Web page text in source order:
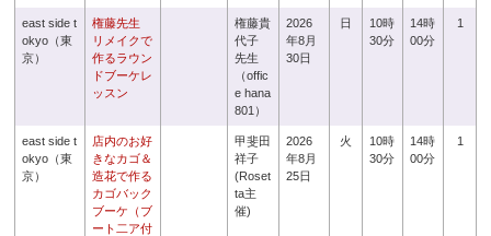
east side t
okyo（東
京）
権藤先生
リメイクで
作るラウン
ドブーケレ
ッスン
権藤貴
代子
先生
（offic
e hana
801）
2026
年8月
30日
日
10時
30分
14時
00分
1
east side t
okyo（東
京）
店内のお好
きなカゴ＆
造花で作る
カゴバック
ブーケ（ブ
ート二ア付
甲斐田
祥子
(Roset
ta主
催)
2026
年8月
25日
火
10時
30分
14時
00分
1